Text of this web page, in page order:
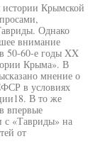
истории Крымской
Однако
внимание
50-60-е годы XX
Крыма». В
мнение о
в условиях
В то же
впервые
с «Тавриды» на
от